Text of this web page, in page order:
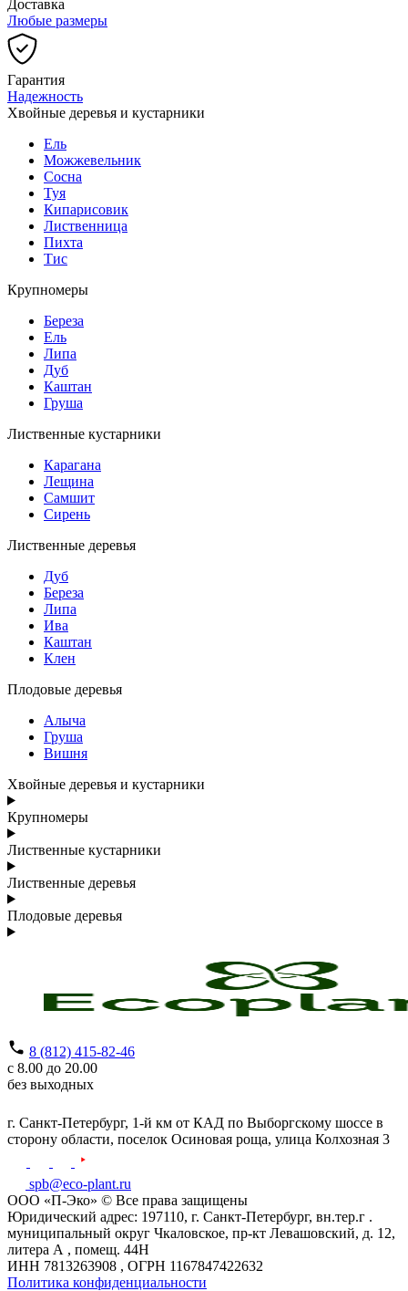
Доставка
Любые размеры
Гарантия
Надежность
Хвойные деревья и кустарники
Ель
Можжевельник
Сосна
Туя
Кипарисовик
Лиственница
Пихта
Тис
Крупномеры
Береза
Ель
Липа
Дуб
Каштан
Груша
Лиственные кустарники
Карагана
Лещина
Самшит
Сирень
Лиственные деревья
Дуб
Береза
Липа
Ива
Каштан
Клен
Плодовые деревья
Алыча
Груша
Вишня
Хвойные деревья и кустарники
Крупномеры
Лиственные кустарники
Лиственные деревья
Плодовые деревья
8 (812) 415-82-46
с 8.00 до 20.00
без выходных
г. Санкт-Петербург, 1-й км от КАД по Выборгскому шоссе в
сторону области, поселок Осиновая роща, улица Колхозная 3
spb@eco-plant.ru
ООО «П-Эко» © Все права защищены
Юридический адрес: 197110, г. Санкт-Петербург, вн.тер.г .
муниципальный округ Чкаловское, пр-кт Левашовский, д. 12,
литера А , помещ. 44Н
ИНН 7813263908 , ОГРН 1167847422632
Политика конфиденциальности